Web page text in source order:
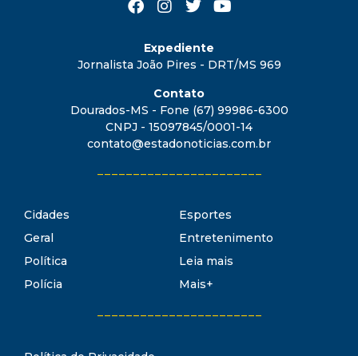
Expediente
Jornalista João Pires - DRT/MS 969
Contato
Dourados-MS - Fone (67) 99986-6300
CNPJ - 15097845/0001-14
contato@estadonoticias.com.br
Cidades
Geral
Política
Polícia
Esportes
Entretenimento
Leia mais
Mais+